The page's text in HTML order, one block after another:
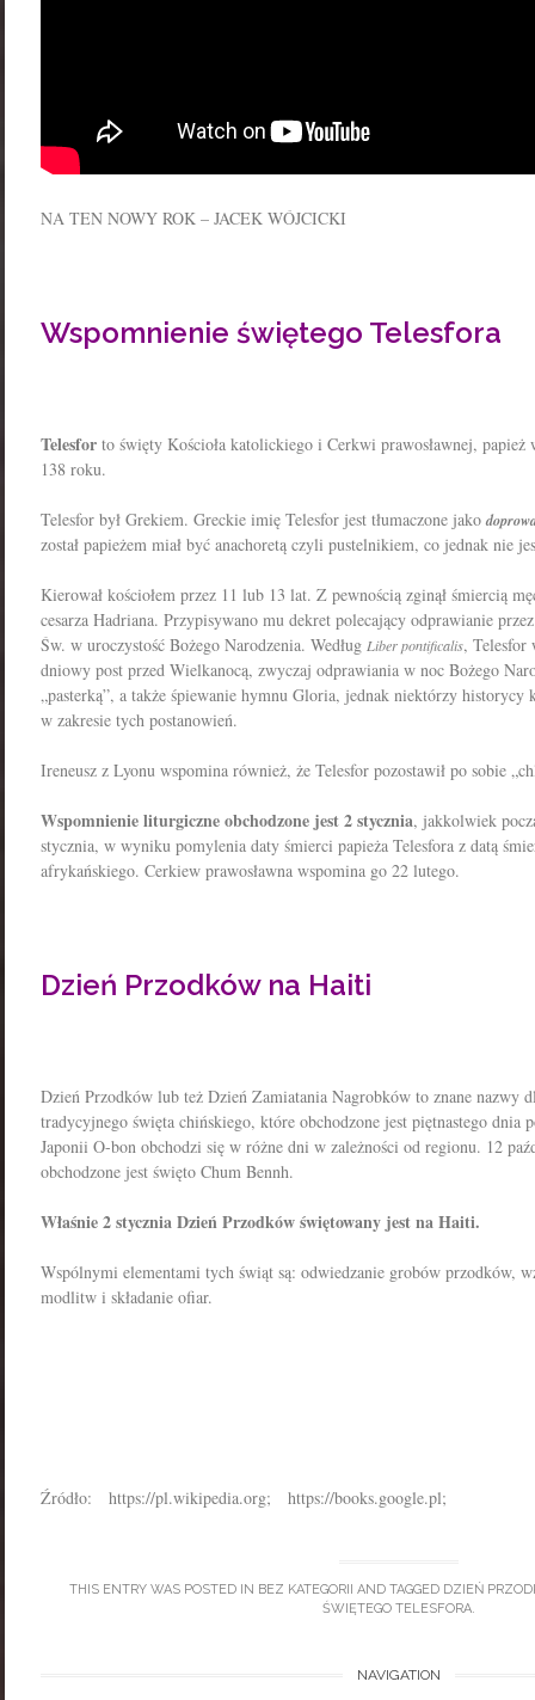
NA TEN NOWY ROK – JACEK WÓJCICKI
Wspomnienie świętego Telesfora
Telesfor to święty Kościoła katolickiego i Cerkwi prawosławnej, papież
138 roku.
Telesfor był Grekiem. Greckie imię Telesfor jest tłumaczone jako
został papieżem miał być anachoretą czyli pustelnikiem, co jednak nie
Kierował kościołem przez 11 lub 13 lat. Z pewnością zginął śmiercią
cesarza Hadriana. Przypisywano mu dekret polecający odprawianie
Św. w uroczystość Bożego Narodzenia. Według Liber pontificalis, Telesfor
dniowy post przed Wielkanocą, zwyczaj odprawiania w noc Bożego
„pasterką”, a także śpiewanie hymnu Gloria, jednak niektórzy historycy
w zakresie tych postanowień.
Ireneusz z Lyonu wspomina również, że Telesfor pozostawił po sobie
Wspomnienie liturgiczne obchodzone jest 2 stycznia, jakkolwiek
stycznia, w wyniku pomylenia daty śmierci papieża Telesfora z datą
afrykańskiego. Cerkiew prawosławna wspomina go 22 lutego.
Dzień Przodków na Haiti
Dzień Przodków lub też Dzień Zamiatania Nagrobków to znane nazwy
tradycyjnego święta chińskiego, które obchodzone jest piętnastego dnia
Japonii O-bon obchodzi się w różne dni w zależności od regionu. 12
obchodzone jest święto Chum Bennh.
Właśnie 2 stycznia Dzień Przodków świętowany jest na Haiti.
Wspólnymi elementami tych świąt są: odwiedzanie grobów przodków,
modlitw i składanie ofiar.
Źródło: https://pl.wikipedia.org; https://books.google.pl;
THIS ENTRY WAS POSTED IN BEZ KATEGORII AND TAGGED DZIEŃ
ŚWIĘTEGO TELESFORA
NAVIGATION